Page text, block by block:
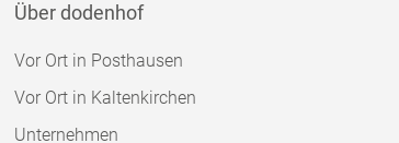
Über dodenhof
Vor Ort in Posthausen
Vor Ort in Kaltenkirchen
Unternehmen